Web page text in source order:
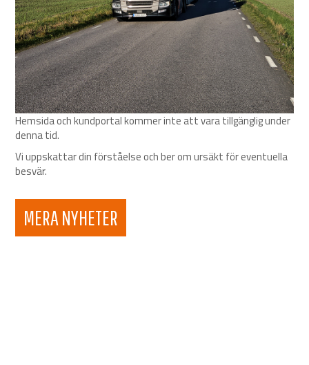
Hemsida och kundportal kommer inte att vara tillgänglig under
denna tid.
Vi uppskattar din förståelse och ber om ursäkt för eventuella
besvär.
MERA NYHETER